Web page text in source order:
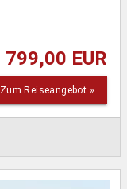
799,00 EUR
Zum Reiseangebot »